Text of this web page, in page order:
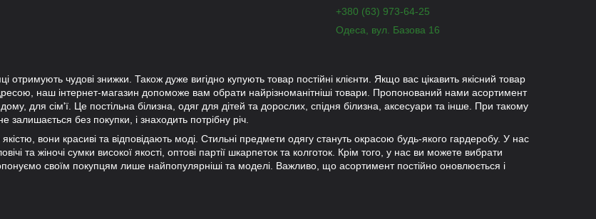
+380 (63) 973-64-25
Одеса, вул. Базова 16
отримують чудові знижки. Також дуже вигідно купують товар постійні клієнти. Якщо вас цікавить якісний товар
наш інтернет-магазин допоможе вам обрати найрізноманітніші товари. Пропонований нами асортимент
для сім'ї. Це постільна білизна, одяг для дітей та дорослих, спідня білизна, аксесуари та інше. При такому
залишається без покупки, і знаходить потрібну річ.
якістю, вони красиві та відповідають моді. Стильні предмети одягу стануть окрасою будь-якого гардеробу. У нас
та жіночі сумки високої якості, оптові партії шкарпеток та колготок. Крім того, у нас ви можете вибрати
своїм покупцям лише найпопулярніші та моделі. Важливо, що асортимент постійно оновлюється і